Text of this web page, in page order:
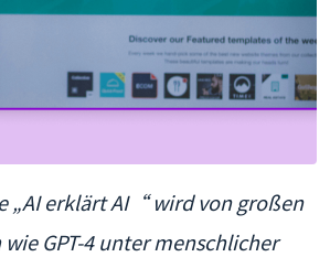
„AI erklärt AI“ wird von großen
GPT-4 unter menschlicher